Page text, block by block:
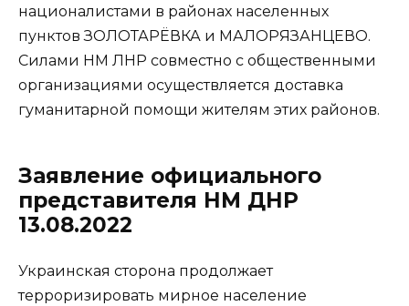
националистами в районах населенных
пунктов ЗОЛОТАРЁВКА и МАЛОРЯЗАНЦЕВО.
Силами НМ ЛНР совместно с общественными
организациями осуществляется доставка
гуманитарной помощи жителям этих районов.
Заявление официального
представителя НМ ДНР
13.08.2022
Украинская сторона продолжает
терроризировать мирное население